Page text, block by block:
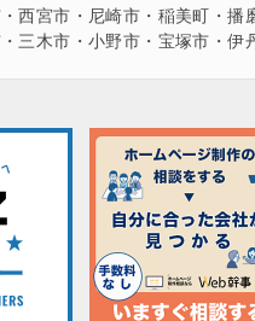
西宮市・尼崎市・稲美町・播
三木市・小野市・宝塚市・伊